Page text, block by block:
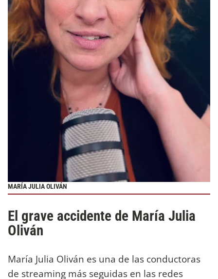
MARÍA JULIA OLIVÁN
El grave accidente de María Julia
Oliván
María Julia Oliván es una de las conductoras
de streaming más seguidas en las redes